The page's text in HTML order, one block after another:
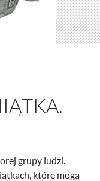
grupy ludzi.
które mogą